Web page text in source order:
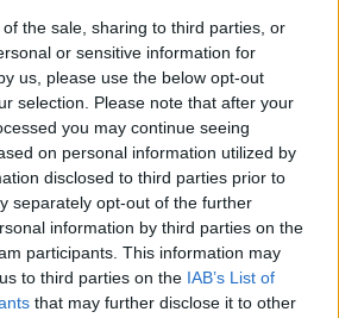
the sale, sharing to third parties, or
or sensitive information for
us, please use the below opt-out
selection. Please note that after your
you may continue seeing
on personal information utilized by
disclosed to third parties prior to
separately opt-out of the further
information by third parties on the
participants. This information may
to third parties on the IAB’s List of
that may further disclose it to other
többmillióan vártunk: szombattól
csökken a riasztás
megye
épül Budakeszi új óvodája